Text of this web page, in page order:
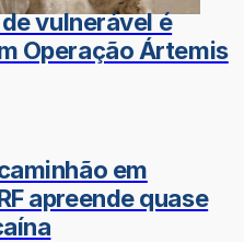
vulnerável é
Operação Ártemis
em
apreende quase